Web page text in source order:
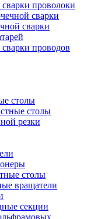
проволоки
сварки
сварки
проводов
столы
столы
резки
столы
вращатели
секции